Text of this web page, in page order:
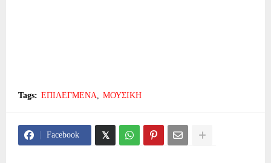
Tags: ΕΠΙΛΕΓΜΕΝΑ ΜΟΥΣΙΚΗ
Facebook